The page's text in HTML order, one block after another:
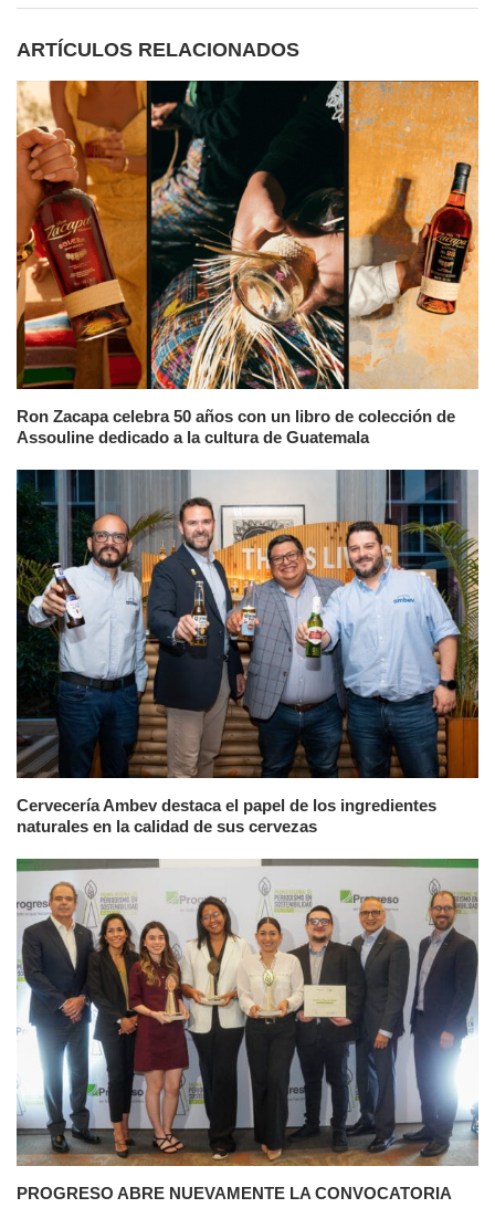
ARTÍCULOS RELACIONADOS
Ron Zacapa celebra 50 años con un libro de colección de
Assouline dedicado a la cultura de Guatemala
Cervecería Ambev destaca el papel de los ingredientes
naturales en la calidad de sus cervezas
PROGRESO ABRE NUEVAMENTE LA CONVOCATORIA